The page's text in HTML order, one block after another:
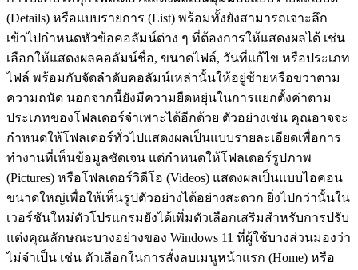
(Details) หรือแบบรายการ (List) พร้อมทั้งยังสามารถเจาะลึก
เข้าไปกำหนดหัวข้อคอลัมน์ต่าง ๆ ที่ต้องการให้แสดงผลได้ เช่น
เลือกให้แสดงผลคอลัมน์ชื่อ, ขนาดไฟล์, วันที่แก้ไข หรือประเภท
ไฟล์ พร้อมกับจัดลำดับคอลัมน์เหล่านั้นให้อยู่ซ้ายหรือขวาตาม
ความถนัด นอกจากนี้ยังมีความยืดหยุ่นในการแยกตั้งค่าตาม
ประเภทของโฟลเดอร์จำเพาะได้อีกด้วย ตัวอย่างเช่น คุณอาจจะ
กำหนดให้โฟลเดอร์ทั่วไปแสดงผลเป็นแบบรายละเอียดเพื่อการ
ทำงานที่เห็นข้อมูลชัดเจน แต่กำหนดให้โฟลเดอร์รูปภาพ
(Pictures) หรือโฟลเดอร์วิดีโอ (Videos) แสดงผลเป็นแบบไอคอน
ขนาดใหญ่เพื่อให้เห็นรูปตัวอย่างได้อย่างสะดวก ยิ่งไปกว่านั้นใน
เวอร์ชันใหม่ตัวโปรแกรมยังได้เพิ่มตัวเลือกเสริมสำหรับการปรับ
แต่งคุณลักษณะบางอย่างของ Windows 11 ที่ผู้ใช้บางส่วนมองว่า
ไม่จำเป็น เช่น ตัวเลือกในการสั่งลบเมนูหน้าแรก (Home) หรือ